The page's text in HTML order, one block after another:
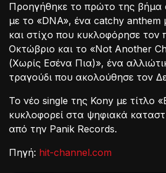
Προηγήθηκε το πρώτο της βήμα
με τo «DNA», ένα catchy
και στίχο που κυκλοφόρησε τον
Οκτώβριο και το «Not Another
(Χωρίς Εσένα Πια)», ένα
τραγούδι που ακολούθησε τον
Το νέο single της Kony με τίτλο
κυκλοφορεί στα ψηφιακά
από την Panik Records.
Πηγή: hit-channel.com